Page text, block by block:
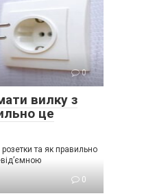
0
вилку з
це
та як правильно
0